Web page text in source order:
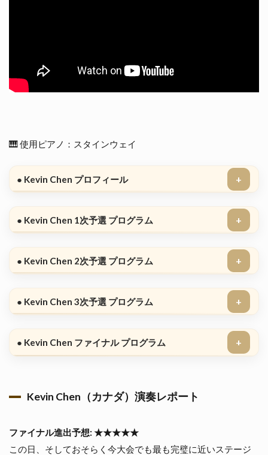
🎹 使用ピアノ：スタインウェイ
● Kevin Chen プロフィール
● Kevin Chen 1次予選 プログラム
● Kevin Chen 2次予選 プログラム
● Kevin Chen 3次予選 プログラム
● Kevin Chen ファイナル プログラム
Kevin Chen（カナダ）演奏レポート
ファイナル進出予想: ★★★★★
この日、そしておそらく今大会でも最も完璧に近いステージ